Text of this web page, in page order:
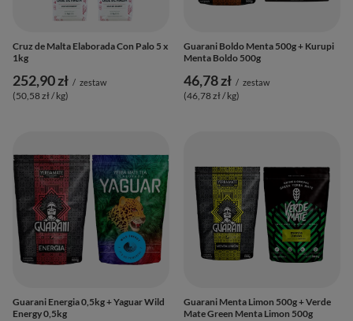
Cruz de Malta Elaborada Con Palo 5 x
1kg
252,90 zł / zestaw
(50,58 zł / kg)
Guarani Boldo Menta 500g + Kurupi
Menta Boldo 500g
46,78 zł / zestaw
(46,78 zł / kg)
Guarani Energia 0,5kg + Yaguar Wild
Energy 0,5kg
Guarani Menta Limon 500g + Verde
Mate Green Menta Limon 500g